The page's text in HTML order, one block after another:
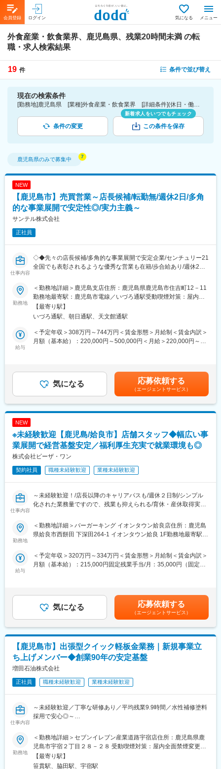
会員登録 ログイン 気になる メニュー
外食産業・飲食業界、鹿児島県、残業20時間未満 の転
職・求人検索結果
19 件 条件で並び替え
現在の検索条件
[勤務地]鹿児島県 [業種]外食産業・飲食業界 [詳細条件](休日・働き方)残業20時間未満
条件の変更
新着求人をいつでもチェック
この条件を保存
鹿児島県のみで募集中
NEW
【鹿児島市】売買営業～店長候補/転勤無/週休2日/多角
的な事業展開で安定性◎/実力主義～
サンテル株式会社
正社員
仕事内容
◇◆先々の店長候補/多角的な事業展開で安定企業/センチュリー21
全国でも表彰されるような優秀な営業も在籍/歩合給あり/週休2日
■業務内容：
不動産の売買物件を、お客様にご紹介・ご案内します。ご提案書
類・各種契約書作成から物件の引き渡しまで、不動産売買に関す
る幅広い業務をお任せします。業務を通して多くの知識を得るこ
とができ、やりがいと成長を実感できます。また、たくさんの反
響があり効率的に成果を上げることができます。
時～17時：お客様を物件にご案内/17時～18時：契約書等の書類
作成
不動産業界は老舗の会社多い業界ですが、当社は設立約15年のベ
ンチャー企業です。若い社員が多く、仕組みや会社の今後を一緒
に今後を作っていけるフェーズです。
■やりがい：
います。だからこそ、お客様のご満足がいく契約ができた際は、
達成感と大きな自信を得ることができます。感謝されることも多
■充実した研修：
るので、業界が未経験の方もご安心ください。入門研修では、接
客のロールプレイングや書類作成の実技、法令や専門用語等、実
■経験者歓迎
センチュリー21は、頑張りを表彰制度で評価します。地区、全
国、世界とフィールドの場を広げながら業績向上のチャレンジが
でき、仕事のモチベーションもどんどん上がります。また、知名
勤務地
＜勤務地詳細＞鹿児島支店住所：鹿児島県鹿児島市住吉町12－11
勤務地最寄駅：鹿児島市電線／いづろ通駅受動喫煙対策：屋内全
面禁煙
【最寄り駅】
いづろ通駅、朝日通駅、天文館通駅
給与
＜予定年収＞308万円～744万円＜賃金形態＞月給制＜賃金内訳＞
月額（基本給）：220,000円～500,000円＜月給＞220,000円～
重説代理手当・・・etc賃金はあくまでも目安の金額であり、選考
を通じて上下する可能性があります。月給(月額)は固定手当を含め
た表記です。
気になる 応募依頼する
（エージェントサービス）
NEW
※未経験歓迎【鹿児島/姶良市】店舗スタッフ◆幅広い事
業展開で経営基盤安定／福利厚生充実で就業環境も◎
株式会社ビーザ・ワン
契約社員 職種未経験歓迎 業種未経験歓迎
仕事内容
～未経験歓迎！/店長以降のキャリアパスも/週休２日制/シンプル
化された業務量ですので、残業も抑えられる/育休・産休取得実績
■職務概要：
す。
まずは店舗業務からスタートをしていただき、接客・調理・清掃
■職務詳細：
＜ホール業務＞
商品提供・レジ対応・片付けなどのホール業務全般
＜キッチン業務＞
仕込み・盛り付け・洗い場など、簡単な調理補助業務
<店舗運営>
シフト作成・スタッフ教育・売上管理など
※分からないことは先輩社員がサポートしますので、ご安心くださ
い！
す。
一般社員→店長→エリアマネージャー→事業部長と、着実に成長
できる環境があります。
■当社の特徴/魅力：
勤務地
＜勤務地詳細＞バーガーキング イオンタウン姶良店住所：鹿児島
県姶良市西餅田 下深田264-1 イオンタウン姶良 1F勤務地最寄駅：
の範囲：会社の定める事業所
給与
＜予定年収＞320万円～334万円＜賃金形態＞月給制＜賃金内訳＞
月額（基本給）：215,000円固定残業手当/月：35,000円（固定残
定します。■賞与：年2回賃金はあくまでも目安の金額であり、選
考を通じて上下する可能性があります。月給(月額)は固定手当を含
めた表記です。
気になる 応募依頼する
（エージェントサービス）
【鹿児島市】出張型クイック軽板金業務｜新規事業立
ち上げメンバー◆創業90年の安定基盤
増田石油株式会社
正社員 職種未経験歓迎 業種未経験歓迎
仕事内容
～未経験歓迎／丁寧な研修あり／平均残業9.9時間／水性補修塗料
採用で安心◎～
当社は2026年で創業100年を迎えます。長い歴史と確かな経営基
盤を持つ安定企業でありながら、時代のニーズに合わせて新しい
事業にも積極的にチャレンジし、安定と挑戦の両輪で事業を展
開。今回、新たなビジネス（出張カーリペア）を一緒に推進し、
勤務地
＜勤務地詳細＞セブンイレブン産業道路宇宿店住所：鹿児島県鹿
児島市宇宿２丁目２８－２８ 受動喫煙対策：屋内全面禁煙変更の
範囲：会社の定める事業所
【最寄り駅】
笹貫駅、脇田駅、宇宿駅